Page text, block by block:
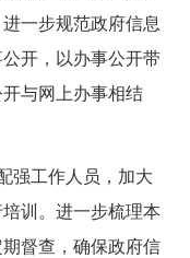
一步规范政府信息
开，以办事公开带
与网上办事相结
强工作人员，加大
训。进一步梳理本
督查，确保政府信